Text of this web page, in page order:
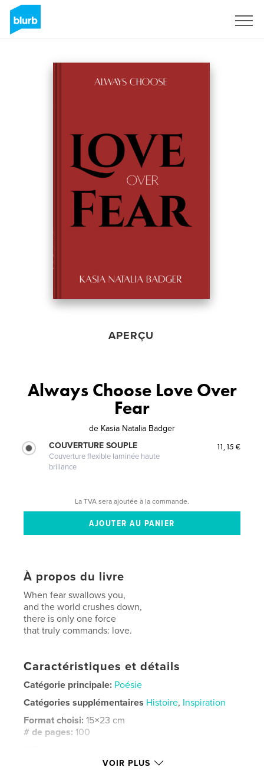
APERÇU
Always Choose Love Over
Fear
de Kasia Natalia Badger
COUVERTURE SOUPLE
Couverture flexible laminée haute
brillance
11,15 €
La TVA sera ajoutée à la commande.
À propos du livre
When fear swallows you,
and the world crushes down,
there is only one force
that truly commands: love.
Caractéristiques et détails
Catégorie principale: Poésie
Catégories supplémentaires Histoire, Inspiration
Format choisi:15×23 cm
# de pages: 100
Couverture souple: 9798261104988
VOIR PLUS